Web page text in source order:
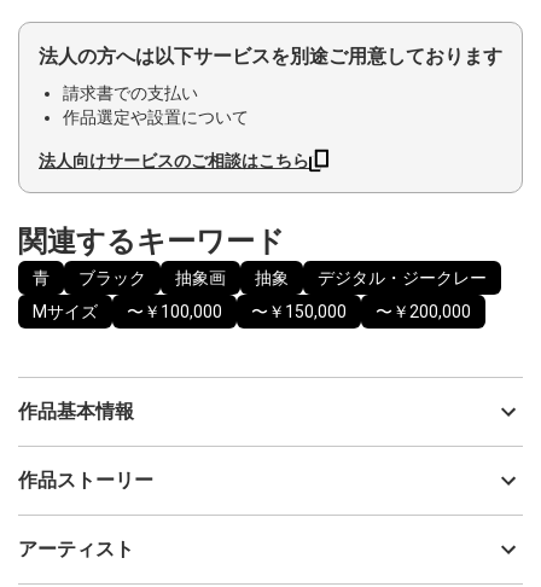
法人の方へは以下サービスを別途ご用意しております
請求書での支払い
作品選定や設置について
法人向けサービスのご相談はこちら
関連するキーワード
青 ブラック 抽象画 抽象
デジタル・ジークレー
Mサイズ
〜￥100,000 〜￥150,000 〜￥200,000
作品基本情報
出品者
制作年
作品ストーリー
筆致によって、人との「意思」と「連動」の関係性を表現してい
アーティスト